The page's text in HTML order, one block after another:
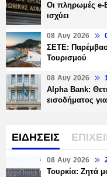
Οι πληρωμές
ισχύει
08 Αυγ 2026
ΣΕΤΕ:
Τουρισμού
08 Αυγ 2026
Alpha Bank:
εισοδήματος
ΕΙΔΗΣΕΙΣ
08 Αυγ 2026
Τουρκία: Ζητά